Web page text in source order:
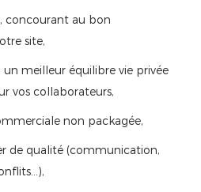
concourant au bon
site,
meilleur équilibre vie privée
vos collaborateurs,
non packagée,
de qualité (communication,